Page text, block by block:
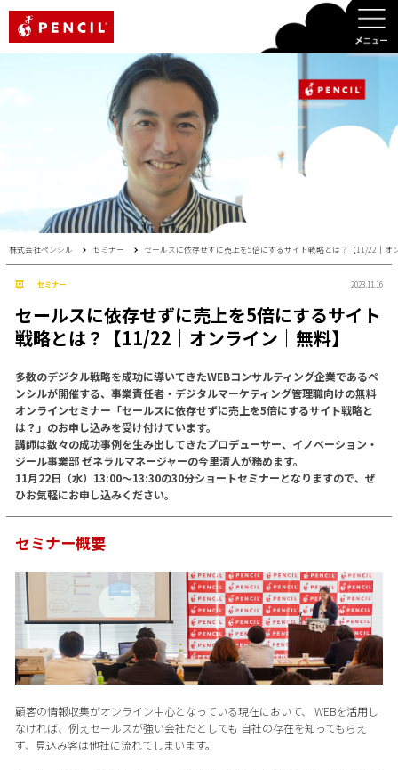
株式会社ペンシル セミナー セールスに依存せずに売上を5倍にするサイト戦略とは？【11/22｜オ
セミナー 2023.11.16
セールスに依存せずに売上を5倍にするサイト
戦略とは？【11/22｜オンライン｜無料】
多数のデジタル戦略を成功に導いてきたWEBコンサルティング企業であるペ
ンシルが開催する、事業責任者・デジタルマーケティング管理職向けの無料
オンラインセミナー「セールスに依存せずに売上を5倍にするサイト戦略と
は？」のお申し込みを受け付けています。
講師は数々の成功事例を生み出してきたプロデューサー、イノベーション・
ジール事業部 ゼネラルマネージャーの今里清人が務めます。
11月22日（水）13:00〜13:30の30分ショートセミナーとなりますので、ぜ
ひお気軽にお申し込みください。
セミナー概要
顧客の情報収集がオンライン中心となっている現在において、 WEBを活用し
なければ、例えセールスが強い会社だとしても 自社の存在を知ってもらえ
ず、見込み客は他社に流れてしまいます。